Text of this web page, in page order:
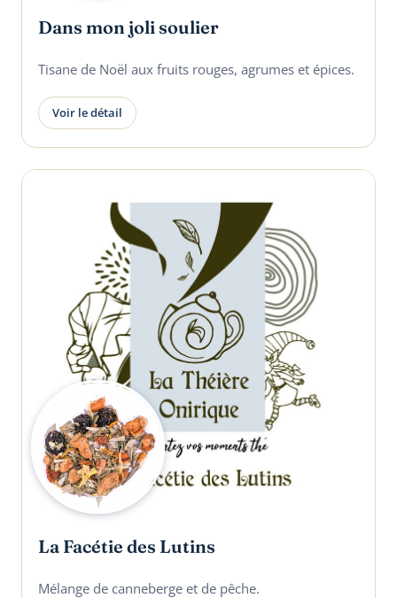
Dans mon joli soulier
Tisane de Noël aux fruits rouges, agrumes et épices.
Voir le détail
La Facétie des Lutins
Mélange de canneberge et de pêche.